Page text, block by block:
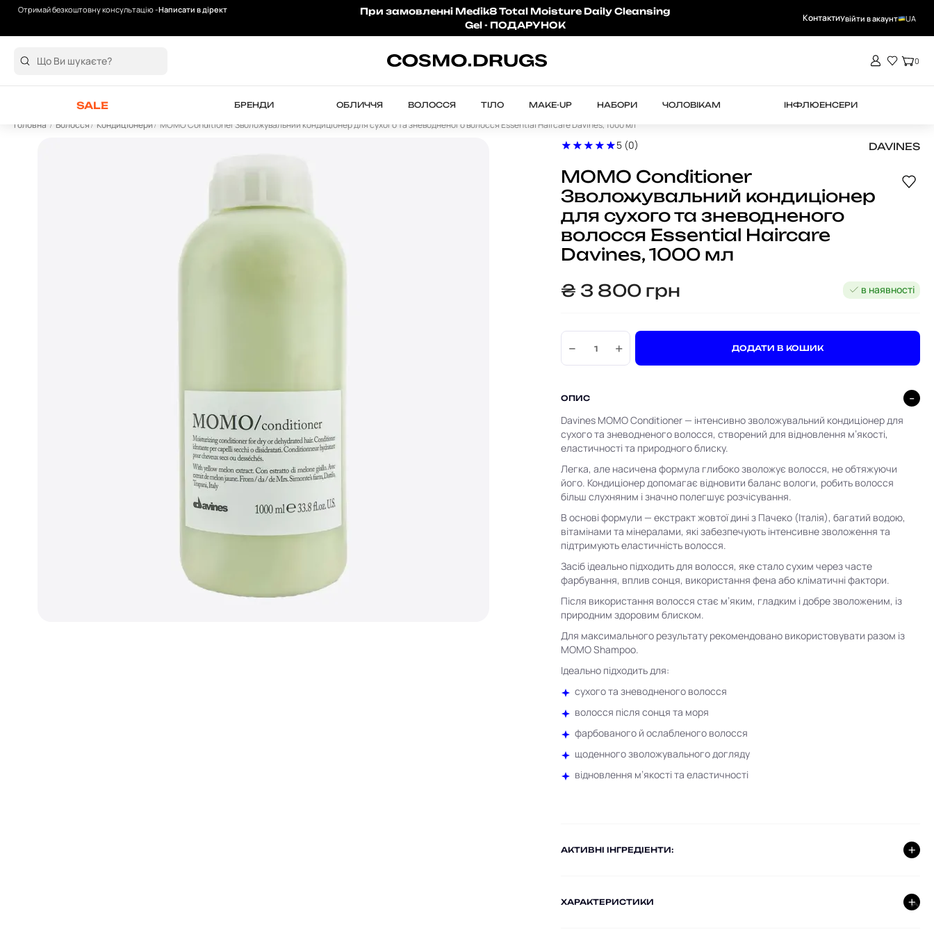
Отримай безкоштовну консультацію -Написати в дірект
Безкоштовна доставка від 2000 грн
При замовленні Medik8 Total Moisture Daily Cleansing
Gel - ПОДАРУНОК
КонтактиУвійти в акаунт UA
0
SALE БРЕНДИ ОБЛИЧЧЯ ВОЛОССЯ ТІЛО MAKE-UP НАБОРИ ЧОЛОВІКАМ ІНФЛЮЕНСЕРИ
Головна Волосся Кондиціонери MOMO Conditioner Зволожувальний кондиціонер для сухого та зневодненого волосся Essential Haircare Davines, 1000 мл
5 (0) DAVINES
MOMO Conditioner
Зволожувальний кондиціонер
для сухого та зневодненого
волосся Essential Haircare
Davines, 1000 мл
₴ 3 800 грн в наявності
− + ДОДАТИ В КОШИК
ОПИС
Davines MOMO Conditioner — інтенсивно зволожувальний кондиціонер для
сухого та зневодненого волосся, створений для відновлення м’якості,
еластичності та природного блиску.
Легка, але насичена формула глибоко зволожує волосся, не обтяжуючи
його. Кондиціонер допомагає відновити баланс вологи, робить волосся
більш слухняним і значно полегшує розчісування.
В основі формули —екстракт жовтої дині з Пачеко (Італія), багатий водою,
вітамінами та мінералами, які забезпечують інтенсивне зволоження та
підтримують еластичність волосся.
Засіб ідеально підходить для волосся, яке стало сухим через часте
фарбування, вплив сонця, використання фена або кліматичні фактори.
Після використання волосся стає м’яким, гладким і добре зволоженим, із
природним здоровим блиском.
Для максимального результату рекомендовано використовувати разом із
MOMO Shampoo.
Ідеально підходить для:
сухого та зневодненого волосся
волосся після сонця та моря
фарбованого й ослабленого волосся
щоденного зволожувального догляду
відновлення м’якості та еластичності
AКТИВНІ ІНГРЕДІЕНТИ:
ХАРАКТЕРИСТИКИ